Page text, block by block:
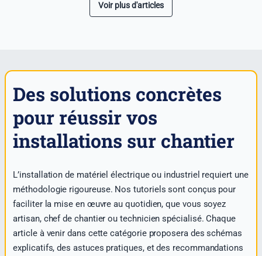
Voir plus d'articles
Suivant »
Des solutions concrètes
pour réussir vos
installations sur chantier
L’installation de matériel électrique ou industriel requiert une
méthodologie rigoureuse. Nos tutoriels sont conçus pour
faciliter la mise en œuvre au quotidien, que vous soyez
artisan, chef de chantier ou technicien spécialisé. Chaque
article à venir dans cette catégorie proposera des schémas
explicatifs, des astuces pratiques, et des recommandations